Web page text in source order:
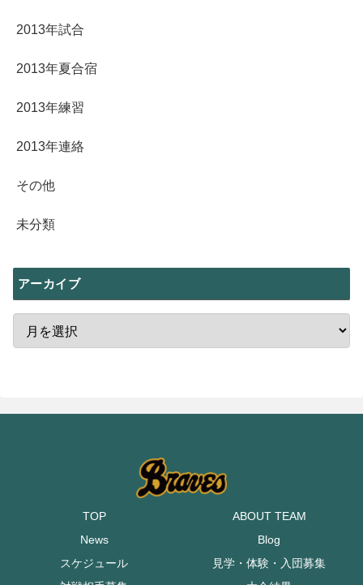
2013年試合
2013年夏合宿
2013年練習
2013年連絡
その他
未分類
アーカイブ
TOP
ABOUT TEAM
News
Blog
スケジュール
見学・体験・入団募集